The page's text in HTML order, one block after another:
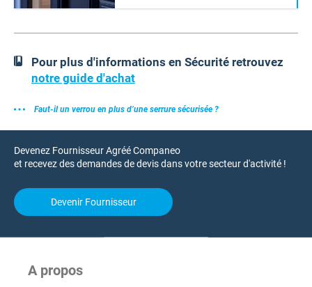
Pour plus d'informations en Sécurité retrouvez
notre guide d'achat
Faut-il un verrou en plus d’une serrure sécurisée ?
Devenez Fournisseur Agréé Companeo
et recevez des demandes de devis dans votre secteur d'activité !
Devenir Fournisseur
A propos